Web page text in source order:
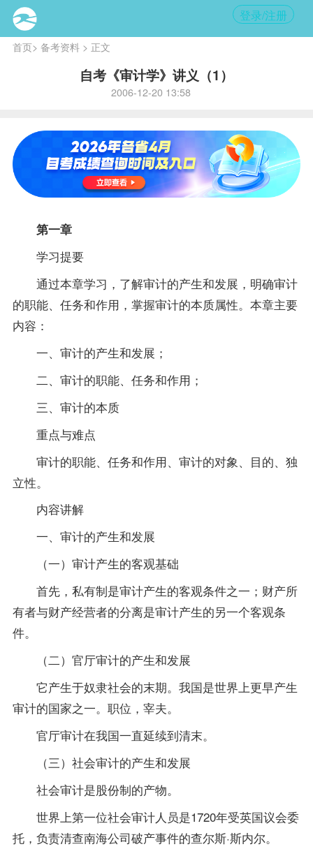
登录/注册
首页> 备考资料> 正文
自考《审计学》讲义（1）
2006-12-20 13:58
第一章
学习提要
通过本章学习，了解审计的产生和发展，明确审计
的职能、任务和作用，掌握审计的本质属性。本章主要
内容：
一、审计的产生和发展；
二、审计的职能、任务和作用；
三、审计的本质
重点与难点
审计的职能、任务和作用、审计的对象、目的、独
立性。
内容讲解
一、审计的产生和发展
（一）审计产生的客观基础
首先，私有制是审计产生的客观条件之一；财产所
有者与财产经营者的分离是审计产生的另一个客观条
件。
（二）官厅审计的产生和发展
它产生于奴隶社会的末期。我国是世界上更早产生
审计的国家之一。职位，宰夫。
官厅审计在我国一直延续到清末。
（三）社会审计的产生和发展
社会审计是股份制的产物。
世界上第一位社会审计人员是1720年受英国议会委
托，负责清查南海公司破产事件的查尔斯·斯内尔。